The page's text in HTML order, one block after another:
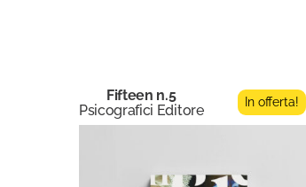
Fifteen n.5
Psicografici Editore
In offerta!